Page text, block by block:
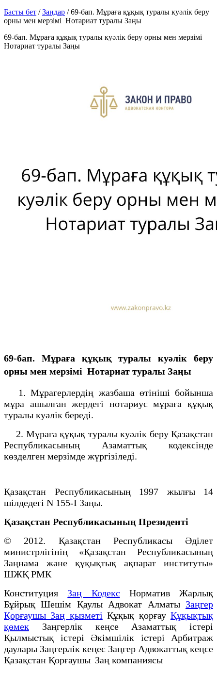
Басты бет /Заңдар /69-бап. Мұраға құқық туралы куәлiк беру
орны мен мерзiмi Нотариат туралы Заңы
69-бап. Мұраға құқық туралы куәлiк беру орны мен мерзiмi
Нотариат туралы Заңы
69-бап. Мұраға құқық туралы куәлiк беру
орны мен мерзiмi Нотариат туралы Заңы
1. Мұрагерлердiң жазбаша өтiнiшi бойынша
мұра ашылған жердегi нотариус мұраға құқық
туралы куәлiк бередi.
2. Мұраға құқық туралы куәлiк беру Қазақстан
Республикасының Азаматтық кодексiнде
көзделген мерзiмде жүргiзiледi.
Қазақстан Республикасының 1997 жылғы 14
шiлдедегі N 155-I Заңы.
Қазақстан Республикасының Президенті
© 2012. Қазақстан Республикасы Әділет
министрлігінің «Қазақстан Республикасының
Заңнама және құқықтық ақпарат институты»
ШЖҚ РМК
Конституция Заң Кодекс Норматив Жарлық
Бұйрық Шешім Қаулы Адвокат Алматы Заңгер
Қорғаушы Заң қызметі Құқық қорғауҚұқықтық
қөмек Заңгерлік кеңсе Азаматтық істері
Қылмыстық істері Әкімшілік істері Арбитраж
даулары Заңгерлік кеңес Заңгер Адвокаттық кеңсе
Қазақстан Қорғаушы Заң компаниясы